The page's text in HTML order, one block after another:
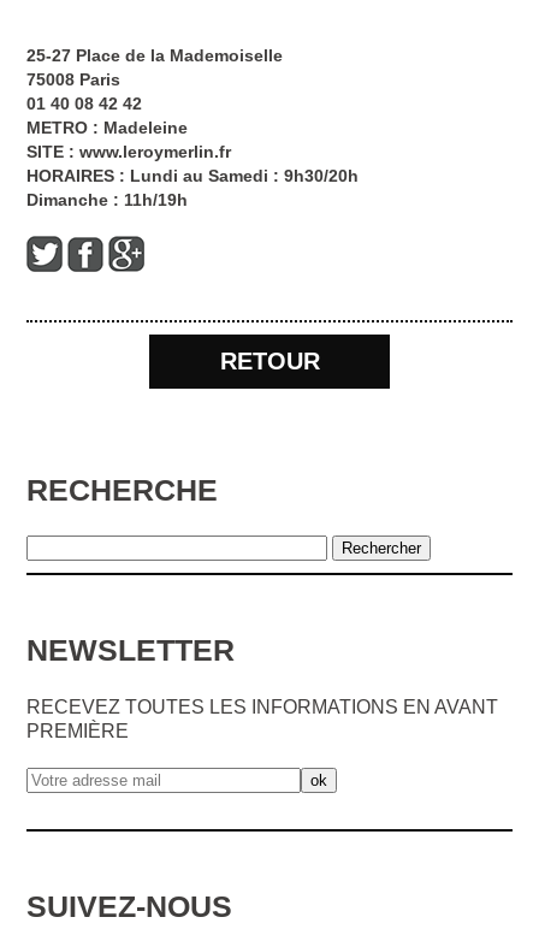
25-27 Place de la Mademoiselle
75008 Paris
01 40 08 42 42
METRO : Madeleine
SITE :www.leroymerlin.fr
HORAIRES : Lundi au Samedi : 9h30/20h
Dimanche : 11h/19h
RETOUR
RECHERCHE
NEWSLETTER
RECEVEZ TOUTES LES INFORMATIONS EN AVANT
PREMIÈRE
SUIVEZ-NOUS